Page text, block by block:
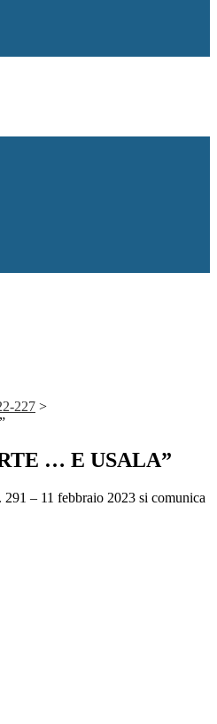
227 >
… E USALA”
– 11 febbraio 2023 si comunica